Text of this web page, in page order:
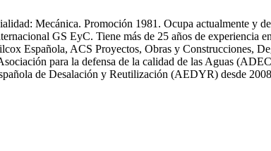
Mecánica. Promoción 1981. Ocupa actualmente y
GS EyC. Tiene más de 25 años de experiencia
Española, ACS Proyectos, Obras y Construcciones,
para la defensa de la calidad de las Aguas
de Desalación y Reutilización (AEDYR) desde